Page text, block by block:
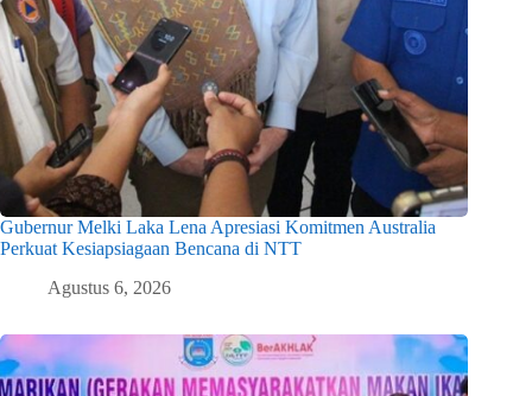
Gubernur Melki Laka Lena Apresiasi Komitmen Australia
Perkuat Kesiapsiagaan Bencana di NTT
Agustus 6, 2026